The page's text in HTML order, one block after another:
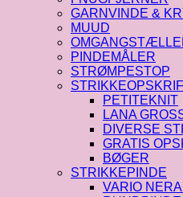
GARNVINDE &
MUUD
PINDEMÅLER
STRØMPESTOP
PETITEKNIT
LANA
DIVERSE
GRATIS
BØGER
STRIKKEPINDE
VARIO